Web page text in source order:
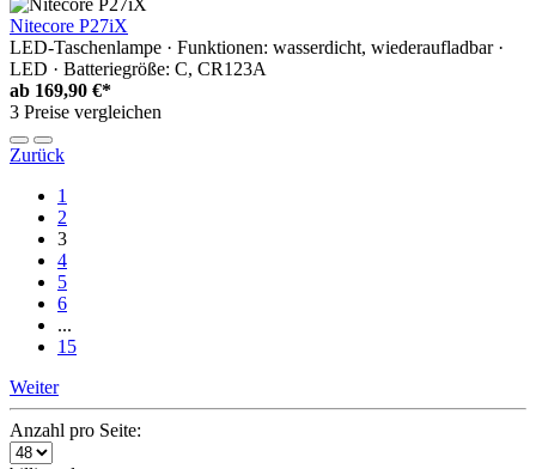
Nitecore P27iX
LED-Taschenlampe · Funktionen: wasserdicht, wiederaufladbar ·
LED · Batteriegröße: C, CR123A
ab 169,90 €*
3 Preise vergleichen
Zurück
1
2
3
4
5
6
...
15
Weiter
Anzahl pro Seite: